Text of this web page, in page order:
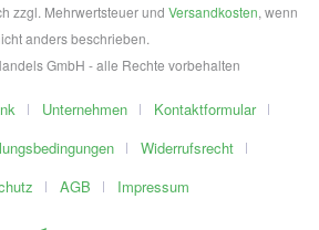
zzgl. Mehrwertsteuer und Versandkosten, wenn
anders beschrieben.
GmbH - alle Rechte vorbehalten
Unternehmen
Kontaktformular
Widerrufsrecht
AGB Impressum